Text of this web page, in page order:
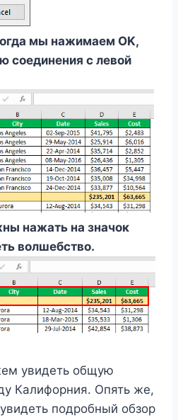
мы нажимаем OK,
соединения с левой
нажать на значок
волшебство.
увидеть общую
Калифорния. Опять же,
подробный обзор